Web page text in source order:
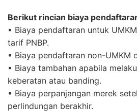
Berikut rincian biaya
• Biaya pendaftaran untuk
tarif PNBP.
• Biaya pendaftaran non-UMKM
• Biaya tambahan apabila
keberatan atau banding.
• Biaya perpanjangan merek
perlindungan berakhir.